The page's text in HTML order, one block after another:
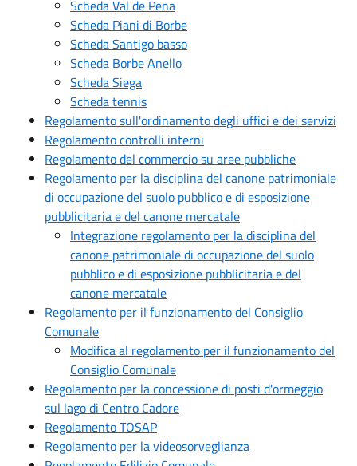
Scheda Val de Pena
Scheda Piani di Borbe
Scheda Santigo basso
Scheda Borbe Anello
Scheda Siega
Scheda tennis
Regolamento sull'ordinamento degli uffici e dei servizi
Regolamento controlli interni
Regolamento del commercio su aree pubbliche
Regolamento per la disciplina del canone patrimoniale
di occupazione del suolo pubblico e di esposizione
pubblicitaria e del canone mercatale
Integrazione regolamento per la disciplina del
canone patrimoniale di occupazione del suolo
pubblico e di esposizione pubblicitaria e del
canone mercatale
Regolamento per il funzionamento del Consiglio
Comunale
Modifica al regolamento per il funzionamento del
Consiglio Comunale
Regolamento per la concessione di posti d'ormeggio
sul lago di Centro Cadore
Regolamento TOSAP
Regolamento per la videosorveglianza